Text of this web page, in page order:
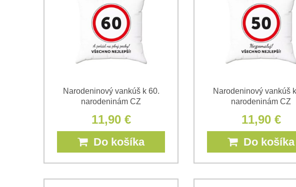
Narodeninový vankúš k 60.
narodeninám CZ
11,90 €
Do košíka
Narodeninový vankúš
narodeninám CZ
11,90 €
Do košíka